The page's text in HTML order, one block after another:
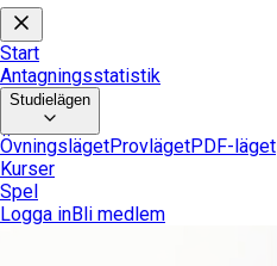
Start
Antagningsstatistik
Studielägen
ÖvningslägetProvlägetPDF-läget
Kurser
Spel
Logga inBli medlem